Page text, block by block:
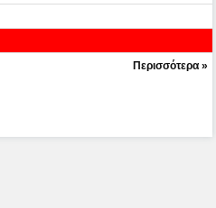
Περισσότερα »